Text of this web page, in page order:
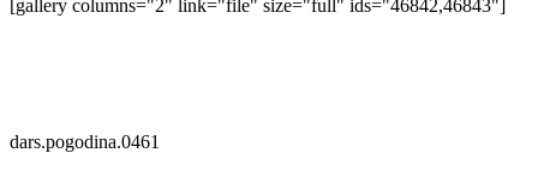
[gallery columns="2" link="file" size="full" ids="46842,46843"]
dars.pogodina.0461